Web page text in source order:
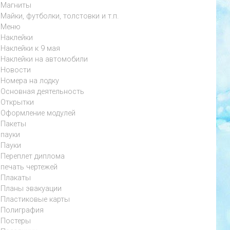
Магниты
Майки, футболки, толстовки и т.п.
Меню
Наклейки
Наклейки к 9 мая
Наклейки на автомобили
Новости
Номера на лодку
Основная деятельность
Открытки
Оформление модулей
Пакеты
пауки
Пауки
Переплет диплома
печать чертежей
Плакаты
Планы эвакуации
Пластиковые карты
Полиграфия
Постеры